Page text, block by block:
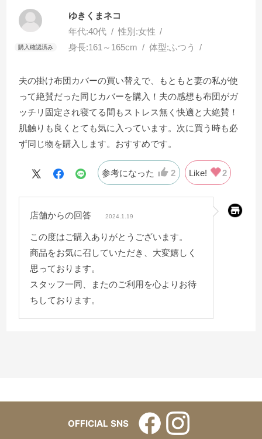
ゆきくまネコ
年代:40代 性別:女性
身長:161～165cm 体型:ふつう
夫の掛け布団カバーの買い替えで、もともと妻の私が使
って絶賛だった同じカバーを購入！夫の感想も布団がガ
ッチリ固定され寝てる間もストレス無く快適と大絶賛！
肌触りも良くとても気に入っています。次に買う時も必
ず同じ物を購入します。おすすめです。
参考になった 2 Like! 2
店舗からの回答 2024.1.19
この度はご購入ありがとうございます。
商品をお気に召していただき、大変嬉しく
思っております。
スタッフ一同、またのご利用を心よりお待
ちしております。
OFFICIAL SNS